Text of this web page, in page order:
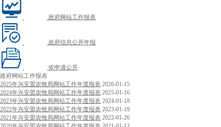
政府网站工作报表
政府信息公开年报
依申请公开
政府网站工作报表
2025年兴安盟农牧局网站工作年度报表 2026-01-15
2024年兴安盟农牧局网站工作年度报表 2025-01-16
2023年兴安盟农牧局网站工作年度报表 2024-01-18
2022年兴安盟农牧局网站工作年度报表 2023-01-19
2021年兴安盟农牧局网站工作年度报表 2022-01-26